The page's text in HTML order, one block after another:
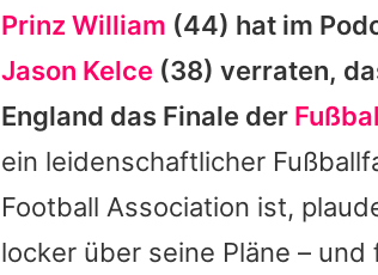
Alle
Prinz William (44) hat im
Jason Kelce (38) verraten,
England das Finale der
ein leidenschaftlicher
Football Association ist,
locker über seine Pläne –